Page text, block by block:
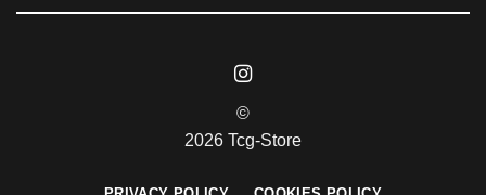
©
2026 Tcg-Store